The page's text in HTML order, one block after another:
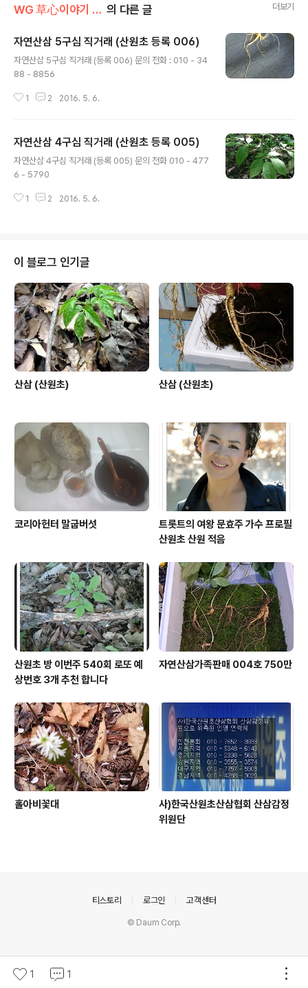
WG 草心이야기 007 의 다른 글 더보기
자연산삼 5구심 직거래 (산원초 등록 006)
자연산삼 5구심 직거래 (등록 006) 문의 전화 : 010 - 34
88 - 8856
1 2 2016. 5. 6.
자연산삼 4구심 직거래 (산원초 등록 005)
자연산삼 4구심 직거래 (등록 005) 문의 전화 010 - 477
6 - 5790
1 2 2016. 5. 6.
이 블로그 인기글
산삼 (산원초) 산삼 (산원초)
코리아헌터 말굽버섯
트롯트의 여왕 문효주 가수 프로필
산원초 산원 적음
산원초 방 이번주 540회 로또 예
상번호 3개 추천 합니다
자연산삼가족판매 004호 750만
홀아비꽃대
사)한국산원초산삼협회 산삼감정
위원단
1 1
티스토리 로그인 고객센터
© Daum Corp.